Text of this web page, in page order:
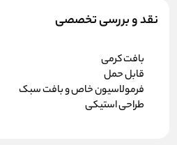
نقد و بررسی تخصصی
بافت کرمی
قابل حمل
فرمولاسیون خاص و بافت سبک
طراحی استیکی